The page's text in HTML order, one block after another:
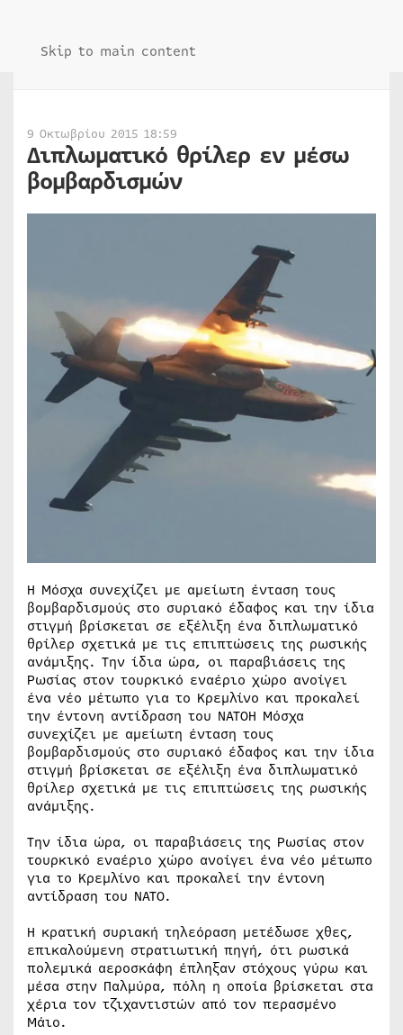
Skip to main content
9 Οκτωβρίου 2015 18:59
Διπλωματικό θρίλερ εν μέσω
βομβαρδισμών
Η Μόσχα συνεχίζει με αμείωτη ένταση τους
βομβαρδισμούς στο συριακό έδαφος και την ίδια
στιγμή βρίσκεται σε εξέλιξη ένα διπλωματικό
θρίλερ σχετικά με τις επιπτώσεις της ρωσικής
ανάμιξης. Την ίδια ώρα, οι παραβιάσεις της
Ρωσίας στον τουρκικό εναέριο χώρο ανοίγει
ένα νέο μέτωπο για το Κρεμλίνο και προκαλεί
την έντονη αντίδραση του ΝΑΤΟΗ Μόσχα
συνεχίζει με αμείωτη ένταση τους
βομβαρδισμούς στο συριακό έδαφος και την ίδια
στιγμή βρίσκεται σε εξέλιξη ένα διπλωματικό
θρίλερ σχετικά με τις επιπτώσεις της ρωσικής
ανάμιξης.
Την ίδια ώρα, οι παραβιάσεις της Ρωσίας στον
τουρκικό εναέριο χώρο ανοίγει ένα νέο μέτωπο
για το Κρεμλίνο και προκαλεί την έντονη
αντίδραση του ΝΑΤΟ.
Η κρατική συριακή τηλεόραση μετέδωσε χθες,
επικαλούμενη στρατιωτική πηγή, ότι ρωσικά
πολεμικά αεροσκάφη έπληξαν στόχους γύρω και
μέσα στην Παλμύρα, πόλη η οποία βρίσκεται στα
χέρια τον τζιχαντιστών από τον περασμένο
Μάιο.